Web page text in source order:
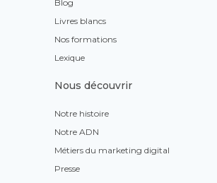
Blog
Livres blancs
Nos formations
Lexique
Nous découvrir
Notre histoire
Notre ADN
Métiers du marketing digital
Presse